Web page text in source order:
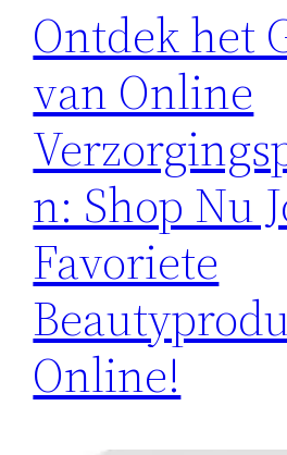
Ontdek het
van Online
n: Shop Nu
Favoriete
Online!